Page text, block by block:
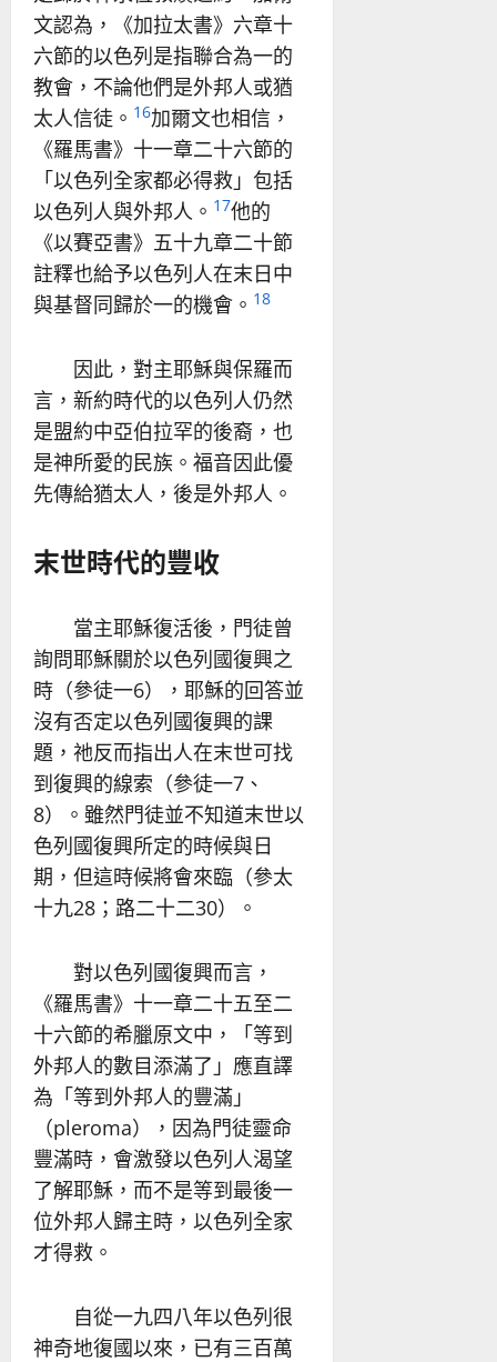
文認為，《加拉太書》六章十
六節的以色列是指聯合為一的
教會，不論他們是外邦人或猶
太人信徒。 16加爾文也相信，
《羅馬書》十一章二十六節的
「以色列全家都必得救」包括
以色列人與外邦人。 17他的
《以賽亞書》五十九章二十節
註釋也給予以色列人在末日中
與基督同歸於一的機會。 18
因此，對主耶穌與保羅而
言，新約時代的以色列人仍然
是盟約中亞伯拉罕的後裔，也
是神所愛的民族。福音因此優
先傳給猶太人，後是外邦人。
末世時代的豐收
當主耶穌復活後，門徒曾
詢問耶穌關於以色列國復興之
時（參徒一6），耶穌的回答並
沒有否定以色列國復興的課
題，祂反而指出人在末世可找
到復興的線索（參徒一7、
8）。雖然門徒並不知道末世以
色列國復興所定的時候與日
期，但這時候將會來臨（參太
十九28；路二十二30）。
對以色列國復興而言，
《羅馬書》十一章二十五至二
十六節的希臘原文中，「等到
外邦人的數目添滿了」應直譯
為「等到外邦人的豐滿」
（pleroma），因為門徒靈命
豐滿時，會激發以色列人渴望
了解耶穌，而不是等到最後一
位外邦人歸主時，以色列全家
才得救。
自從一九四八年以色列很
神奇地復國以來，已有三百萬